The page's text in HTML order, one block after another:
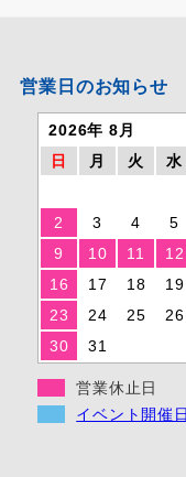
営業日のお知らせ
2026年 8月
日
月 火 水
2
3 4 5
9
10 11 12
16
17 18 19
23
24 25 26
30
31
営業休止日
イベント開催日